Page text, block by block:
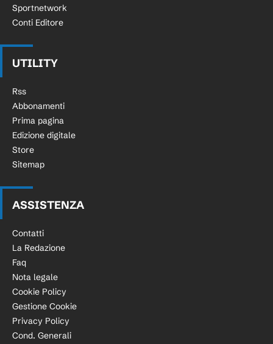
Sportnetwork
Conti Editore
UTILITY
Rss
Abbonamenti
Prima pagina
Edizione digitale
Store
Sitemap
ASSISTENZA
Contatti
La Redazione
Faq
Nota legale
Cookie Policy
Gestione Cookie
Privacy Policy
Cond. Generali